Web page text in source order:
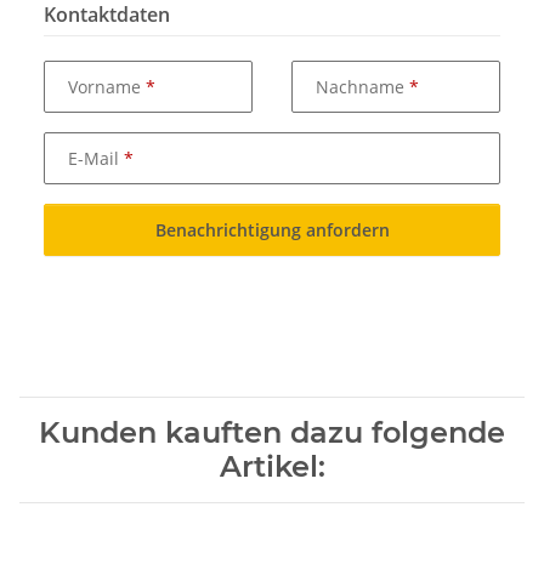
Kontaktdaten
Vorname Nachname
E-Mail
Benachrichtigung anfordern
Kunden kauften dazu folgende
Artikel: